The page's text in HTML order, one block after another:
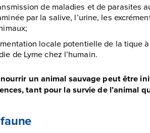
de maladies et de parasites
par la salive, l’urine, les
locale potentielle de la tique
de Lyme chez l’humain.
un animal sauvage peut être
tant pour la survie de l’animal